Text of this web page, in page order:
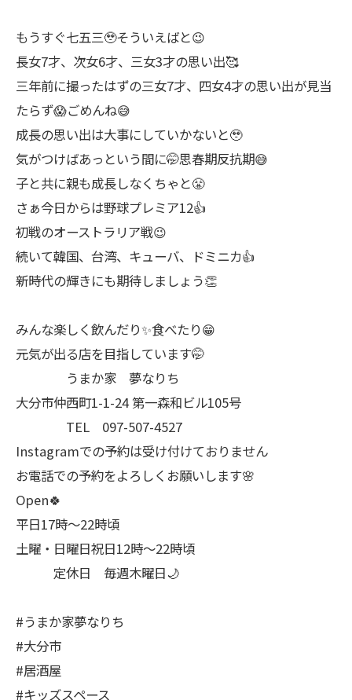
もうすぐ七五三🥹そういえばと😉
長女7才、次女6才、三女3才の思い出🥰
三年前に撮ったはずの三女7才、四女4才の思い出が見当
たらず😱ごめんね😅
成長の思い出は大事にしていかないと🥹
気がつけばあっという間に🤭思春期反抗期😅
子と共に親も成長しなくちゃと😤
さぁ今日からは野球プレミア12👍
初戦のオーストラリア戦😉
続いて韓国、台湾、キューバ、ドミニカ👍
新時代の輝きにも期待しましょう👏
みんな楽しく飲んだり✨食べたり😁
元気が出る店を目指しています🤭
うまか家 夢なりち
大分市仲西町1-1-24 第一森和ビル105号
TEL 097-507-4527
Instagramでの予約は受け付けておりません
お電話での予約をよろしくお願いします🌸
Open🍀
平日17時～22時頃
土曜・日曜日祝日12時〜22時頃
定休日 毎週木曜日🌙
#うまか家夢なりち
#大分市
#居酒屋
#キッズスペース